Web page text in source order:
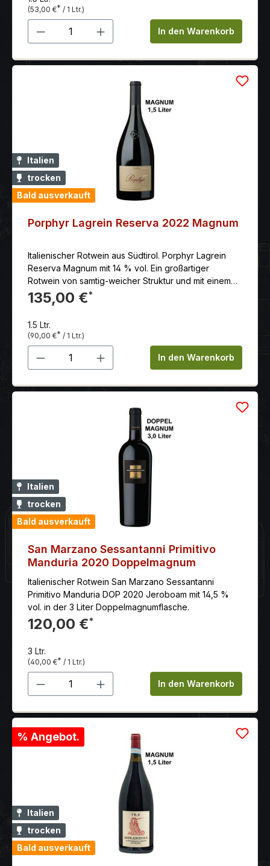
(53,00 €* / 1 Ltr.)
Produkt Anzahl: Gib denIn den Warenkorb
Italien
trocken
Bald ausverkauft
Porphyr Lagrein Reserva 2022 Magnum
Italienischer Rotwein aus Südtirol. Porphyr Lagrein
Reserva Magnum mit 14 % vol. Ein großartiger
Rotwein von samtig-weicher Struktur und mit einem
nachhaltigen Geschmack.
135,00 €*
1.5 Ltr.
(90,00 €* / 1 Ltr.)
Produkt Anzahl: Gib denIn den Warenkorb
Italien
trocken
Bald ausverkauft
San Marzano Sessantanni Primitivo
Manduria 2020 Doppelmagnum
Italienischer Rotwein San Marzano Sessantanni
Primitivo Manduria DOP 2020 Jeroboam mit 14,5 %
vol. in der 3 Liter Doppelmagnumflasche.
120,00 €*
3 Ltr.
(40,00 €* / 1 Ltr.)
Produkt Anzahl: Gib denIn den Warenkorb
% Angebot.
Italien
trocken
Bald ausverkauft